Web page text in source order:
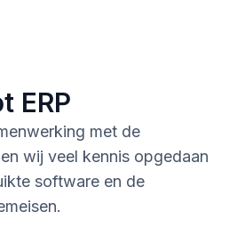
ERP
met de
wij veel kennis opgedaan
software en de